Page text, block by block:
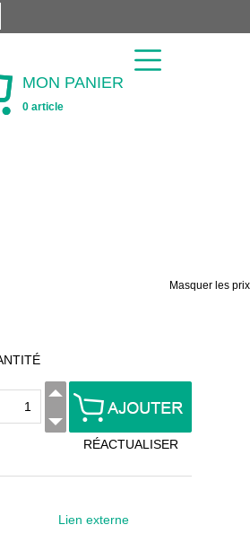
MON PANIER
0 article
Masquer les prix
RÉACTUALISER
Lien externe